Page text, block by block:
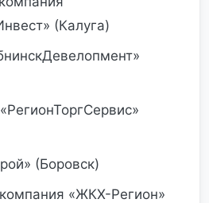
(Калуга)
(Боровск)
«ЖКХ-Регион»